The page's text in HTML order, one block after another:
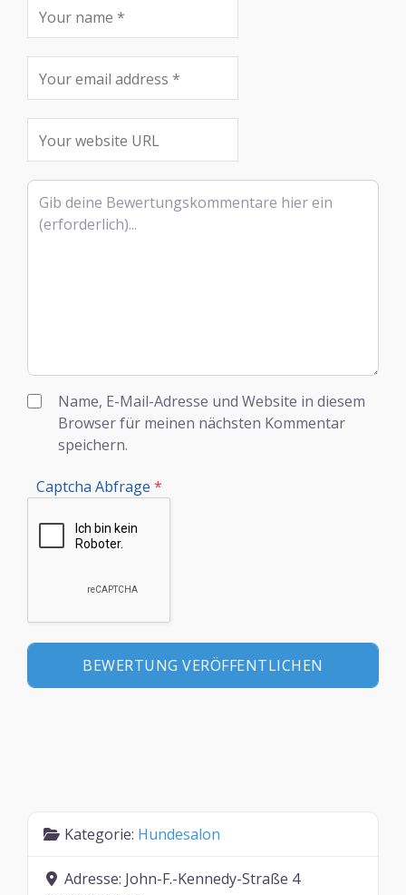
Rezensionstext
Name, E-Mail-Adresse und Website in diesem
Browser für meinen nächsten Kommentar
speichern.
Captcha Abfrage *
Kategorie: Hundesalon
Adresse: John-F.-Kennedy-Straße 4